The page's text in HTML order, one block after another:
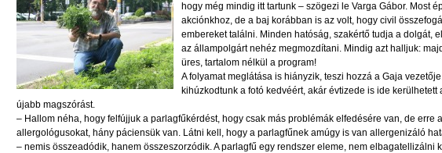
hogy még mindig itt tartunk – szögezi le Varga Gábor. Most
akciónkhoz, de a baj korábban is az volt, hogy civil
embereket találni. Minden hatóság, szakértő tudja a dolgát,
az állampolgárt nehéz megmozdítani. Mindig azt halljuk:
üres, tartalom nélkül a program!
A folyamat meglátása is hiányzik, teszi hozzá a Gaja
kihúzkodtunk a fotó kedvéért, akár évtizede is ide
újabb magszórást.
– Hallom néha, hogy felfújjuk a parlagfűkérdést, hogy csak más problémák elfedésére van, de erre
allergológusokat, hány páciensük van. Látni kell, hogy a parlagfűnek amúgy is van allergenizáló
– nemis összeadódik, hanem összeszorzódik. A parlagfű egy rendszer eleme, nem elbagatellizálni